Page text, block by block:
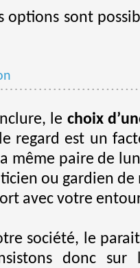
options sont
le choix
regard est un
même paire de
ou gardien de
avec votre
société, le
donc